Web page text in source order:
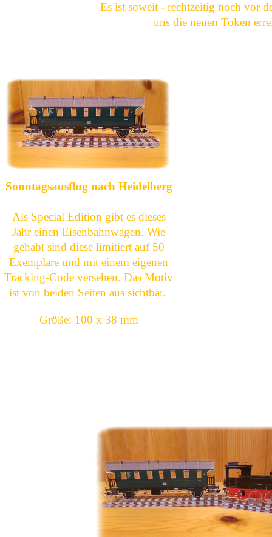
Es ist soweit - rechtzeitig noch vor
uns die neuen Token
Sonntagsausflug nach Heidelberg
Als Special Edition gibt es dieses
Jahr einen Eisenbahnwagen. Wie
gehabt sind diese limitiert auf 50
Exemplare und mit einem eigenen
Tracking-Code versehen. Das Motiv
ist von beiden Seiten aus sichtbar.
Größe: 100 x 38 mm